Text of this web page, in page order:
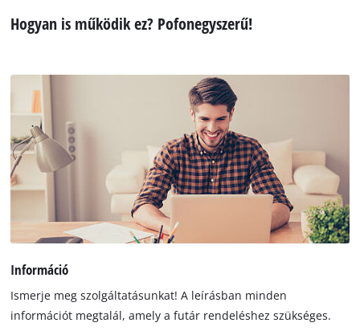
Hogyan is működik ez? Pofonegyszerű!
Információ
Ismerje meg szolgáltatásunkat! A leírásban minden
információt megtalál, amely a futár rendeléshez szükséges.